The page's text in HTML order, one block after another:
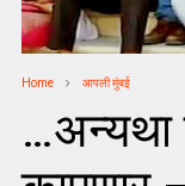
Home आपली मुंबई
…अन्यथा